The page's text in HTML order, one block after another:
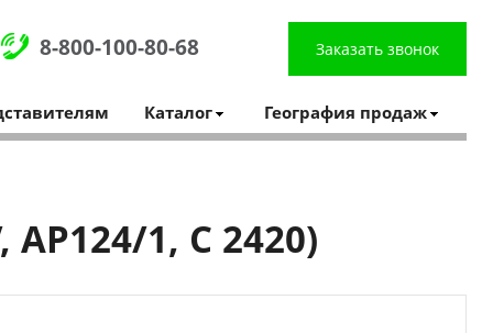
8-800-100-80-68 Заказать звонок
Каталог География продаж
1, C 2420)